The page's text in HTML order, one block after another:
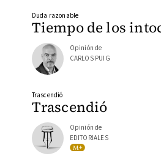
Tiempo de los
Duda razonable
Opinión de
CARLOS PUIG
Trascendió
Trascendió
Opinión de
EDITORIALES